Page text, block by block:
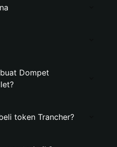
Dompet
token Trancher?